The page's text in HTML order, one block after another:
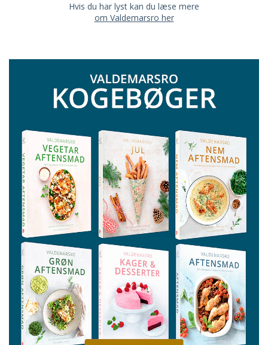
Hvis du har lyst kan du læse mere
om Valdemarsro her